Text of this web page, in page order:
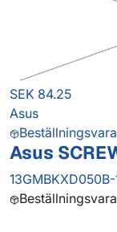
SEK 84.25
Asus
Beställningsvara
Asus
13GMBKXD050B-
Beställningsvara